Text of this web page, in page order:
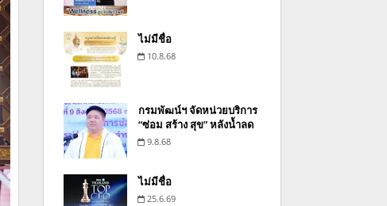
ไม่มีชื่อ
10.8.68
กรมพัฒน์ฯ จัดหน่วยบริการ
“ซ่อม สร้าง สุข” หลังน้ำลด
9.8.68
ไม่มีชื่อ
25.6.69